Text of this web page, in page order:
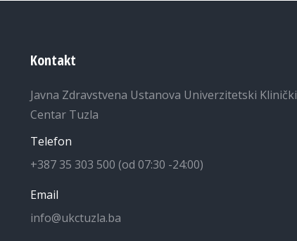
Kontakt
Javna Zdravstvena Ustanova Univerzitetski Klinički
Centar Tuzla
Telefon
+387 35 303 500 (od 07:30 -24:00)
Email
info@ukctuzla.ba